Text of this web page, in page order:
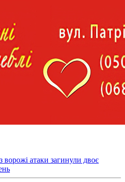
атаки загинули двоє